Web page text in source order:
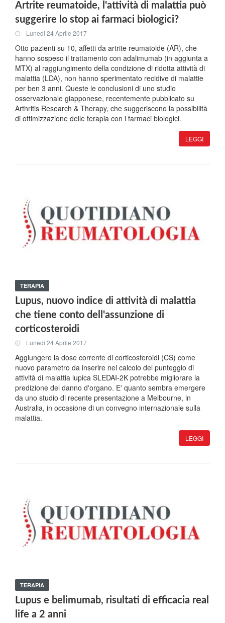
Artrite reumatoide, l'attività di malattia può
suggerire lo stop ai farmaci biologici?
Lunedi 24 Aprile 2017
Otto pazienti su 10, affetti da artrite reumatoide (AR), che
hanno sospeso il trattamento con adalimumab (in aggiunta a
MTX) al raggiungimento della condizione di ridotta attività di
malattia (LDA), non hanno sperimentato recidive di malattie
per ben 3 anni. Queste le conclusioni di uno studio
osservazionale giapponese, recentemente pubblicato su
Arthritis Research & Therapy, che suggeriscono la possibilità
di ottimizzazione delle terapia con i farmaci biologici.
LEGGI
TERAPIA
Lupus, nuovo indice di attività di malattia
che tiene conto dell'assunzione di
corticosteroidi
Lunedi 24 Aprile 2017
Aggiungere la dose corrente di corticosteroidi (CS) come
nuovo parametro da inserire nel calcolo del punteggio di
attività di malattia lupica SLEDAI-2K potrebbe migliorare la
predizione del danno d'organo. E' quanto sembra emergere
da uno studio di recente presentazione a Melbourne, in
Australia, in occasione di un convegno internazionale sulla
malattia.
LEGGI
TERAPIA
Lupus e belimumab, risultati di efficacia real
life a 2 anni